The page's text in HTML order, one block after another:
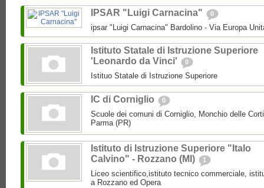
IPSAR "Luigi Carnacina" 0
ipsar "Luigi Carnacina" Bardolino - Via Europa
Istituto Statale di Istruzione Superiore
'Leonardo da Vinci'
0
Istituo Statale di Istruzione Superiore
IC di Corniglio 0
Scuole dei comuni di Corniglio, Monchio delle
Parma (PR)
Istituto di Istruzione Superiore "Italo
Calvino" - Rozzano (MI)
1
Liceo scientifico,istituto tecnico commerciale,
a Rozzano ed Opera